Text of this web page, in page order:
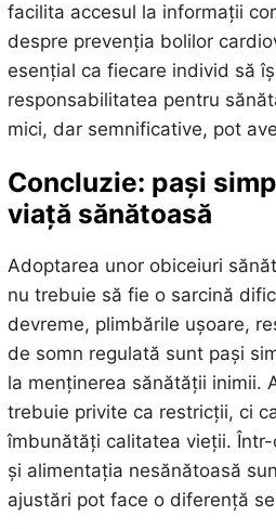
facilita accesul la informații
despre prevenția bolilor
esențial ca fiecare individ să
responsabilitatea pentru
mici, dar semnificative, pot
Concluzie: pași
viață sănătoasă
Adoptarea unor obiceiuri
nu trebuie să fie o sarcină
devreme, plimbările ușoare,
de somn regulată sunt pași
la menținerea sănătății inimii.
trebuie privite ca restricții, ci
îmbunătăți calitatea vieții.
și alimentația nesănătoasă
ajustări pot face o diferență